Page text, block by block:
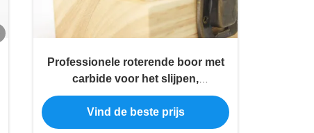
Professionele roterende boor met
carbide voor het slijpen,
afschilderen en polijsten
Vind de beste prijs